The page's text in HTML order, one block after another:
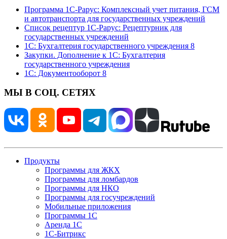
Программа 1С-Рарус: Комплексный учет питания, ГСМ
и автотранспорта для государственных учреждений
Список рецептур 1С-Рарус: Рецептурник для
государственных учреждений
1С: Бухгалтерия государственного учреждения 8
Закупки. Дополнение к 1С: Бухгалтерия
государственного учреждения
1С: Документооборот 8
МЫ В СОЦ. СЕТЯХ
Продукты
Программы для ЖКХ
Программы для ломбардов
Программы для НКО
Программы для госучреждений
Мобильные приложения
Программы 1С
Аренда 1С
1С-Битрикс